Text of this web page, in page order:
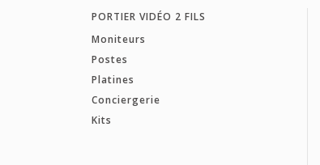
PORTIER VIDÉO 2 FILS
Moniteurs
Postes
Platines
Conciergerie
Kits